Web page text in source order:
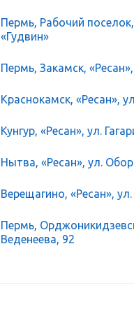
Пермь, Рабочий
«Гудвин»
Пермь, Закамск,
Краснокамск, «Ресан»,
Кунгур, «Ресан», ул.
Нытва, «Ресан», ул.
Верещагино, «Ресан»,
Пермь,
Веденеева, 92